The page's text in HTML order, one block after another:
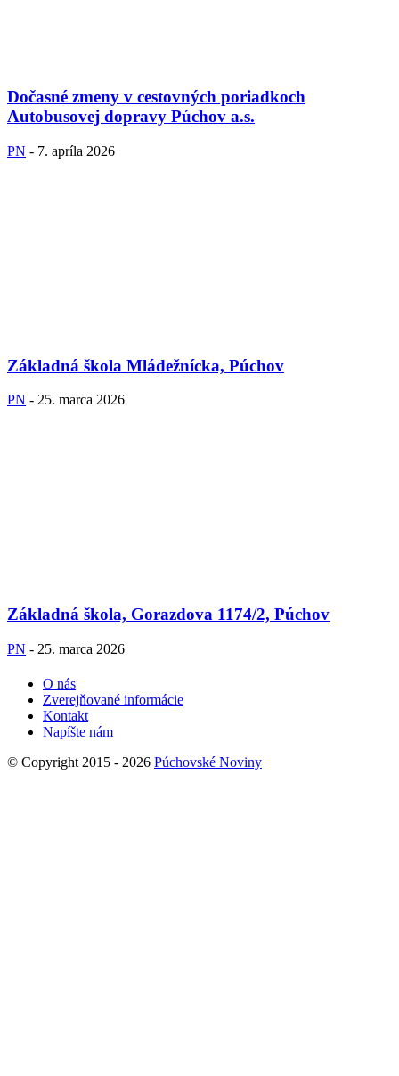
Dočasné zmeny v cestovných poriadkoch
Autobusovej dopravy Púchov a.s.
PN - 7. apríla 2026
Základná škola Mládežnícka, Púchov
PN - 25. marca 2026
Základná škola, Gorazdova 1174/2, Púchov
PN - 25. marca 2026
O nás
Zverejňované informácie
Kontakt
Napíšte nám
© Copyright 2015 - 2026 Púchovské Noviny